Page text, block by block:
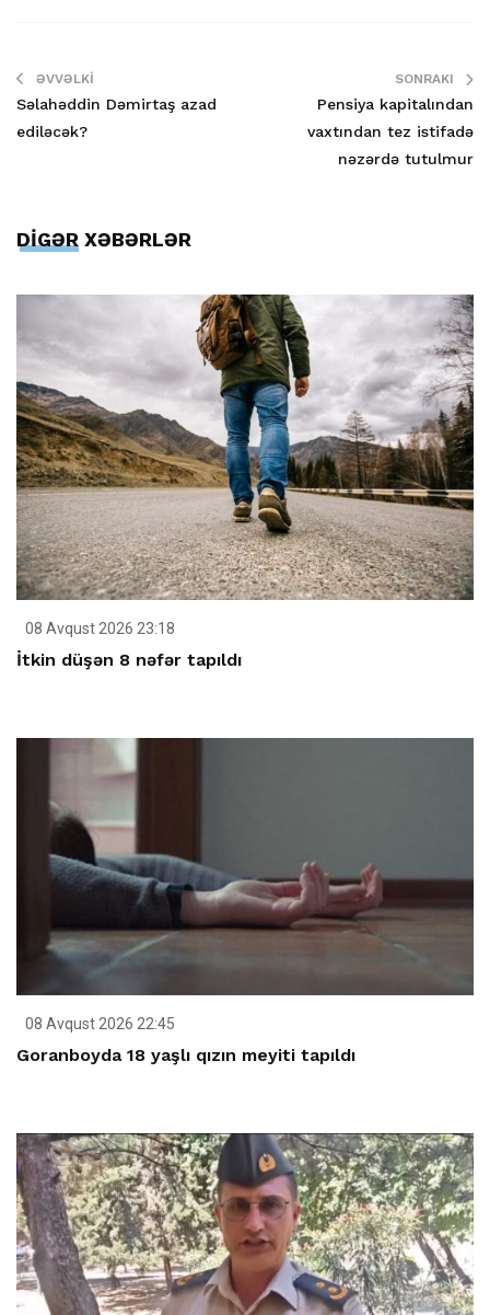
ƏVVƏLKI
Səlahəddin Dəmirtaş azad
ediləcək?
SONRAKI
Pensiya kapitalından
vaxtından tez istifadə
nəzərdə tutulmur
DİGƏR XƏBƏRLƏR
08 Avqust 2026 23:18
İtkin düşən 8 nəfər tapıldı
08 Avqust 2026 22:45
Goranboyda 18 yaşlı qızın meyiti tapıldı